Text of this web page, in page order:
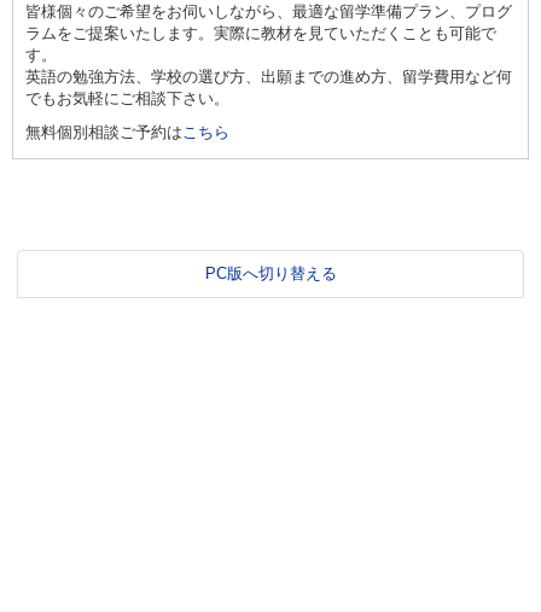
皆様個々のご希望をお伺いしながら、最適な留学準備プラン、プログ
ラムをご提案いたします。実際に教材を見ていただくことも可能で
す。
英語の勉強方法、学校の選び方、出願までの進め方、留学費用など何
でもお気軽にご相談下さい。
無料個別相談ご予約はこちら
PC版へ切り替える